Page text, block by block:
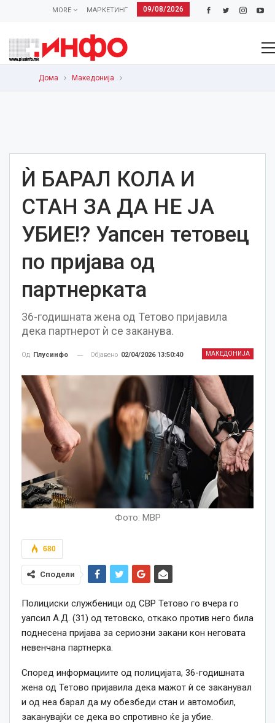
09/08/2026
МАРКЕТИНГ
MORE
Дома Македонија
Ѝ БАРАЛ КОЛА И
СТАН ЗА ДА НЕ ЈА
УБИЕ!? Уапсен тетовец
по пријава од
партнерката
36-годишната жена од Тетово пријавила
дека партнерот ѝ се заканува.
МАКЕДОНИЈА
Од Плусинфо Објавено 02/04/2026 13:50:40
Фото: МВР
680
Сподели
Полициски службеници од СВР Тетово го вчера го
уапсил А.Д. (31) од тетовско, откако против него била
поднесена пријава за сериозни закани кон неговата
невенчана партнерка.
Според информациите од полицијата, 36-годишната
жена од Тетово пријавила дека мажот ѝ се заканувал
и од неа барал да му обезбеди стан и автомобил,
заканувајќи се дека во спротивно ќе ја убие.